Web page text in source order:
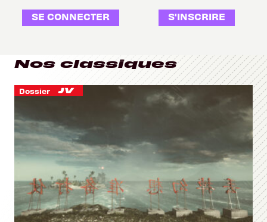
SE CONNECTER S'INSCRIRE
Nos classiques
Dossier